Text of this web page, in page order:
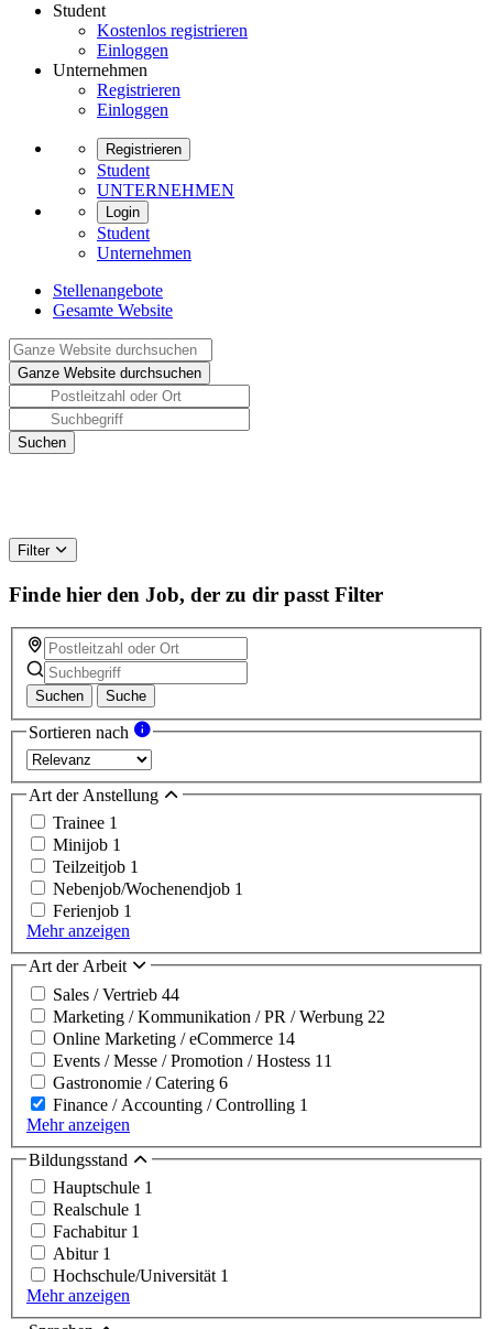
Student
Kostenlos registrieren
Einloggen
Unternehmen
Registrieren
Einloggen
Registrieren
Student
UNTERNEHMEN
Login
Student
Unternehmen
Stellenangebote
Gesamte Website
Filter
Finde hier den Job, der zu dir passt Filter
Suchen Suche
Sortieren nach
Art der Anstellung
Trainee 1
Minijob 1
Teilzeitjob 1
Nebenjob/Wochenendjob 1
Ferienjob 1
Mehr anzeigen
Art der Arbeit
Sales / Vertrieb 44
Marketing / Kommunikation / PR / Werbung 22
Online Marketing / eCommerce 14
Events / Messe / Promotion / Hostess 11
Gastronomie / Catering 6
Finance / Accounting / Controlling 1
Mehr anzeigen
Bildungsstand
Hauptschule 1
Realschule 1
Fachabitur 1
Abitur 1
Hochschule/Universität 1
Mehr anzeigen